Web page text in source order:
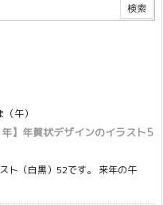
（午）
年】年賀状デザインのイラスト5
ト（白黒）52です。 来年の午